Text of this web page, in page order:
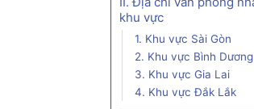
khu vực
1. Khu vực Sài Gòn
2. Khu vực Bình Dương
3. Khu vực Gia Lai
4. Khu vực Đắk Lắk